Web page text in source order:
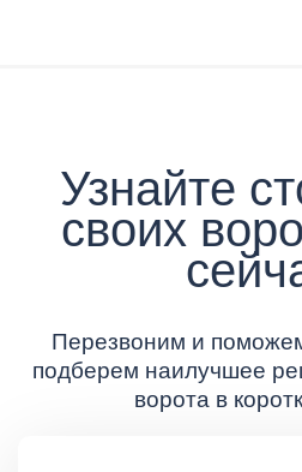
Узнайте
своих
Перезвоним и
подберем наилучшее
ворота в